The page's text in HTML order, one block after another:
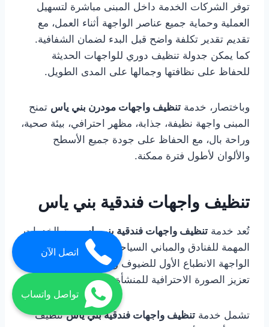
توفر الشركات الخدمة داخل المبنى مباشرة لتسهيل
العملية وحماية جميع عناصر الواجهة أثناء العمل، مع
تقديم تقدير تكلفة واضح قبل البدء لضمان الشفافية.
كما يمكن جدولة تنظيف دوري للواجهات الحديثة
للحفاظ على نظافتها وجمالها على المدى الطويل.
وباختصار، خدمة تنظيف واجهات مودرن بني ياس تمنح
المبنى واجهة نظيفة، جذابة، مظهر احترافي، بيئة صحية،
وراحة بال، مع الحفاظ على جودة جميع الأسطح
والألوان لأطول فترة ممكنة.
تنظيف واجهات فندقية بني ياس
تُعد خدمة تنظيف واجهات فندقية بني ياسمن الخدمات
المهمة للفنادق والمباني السياحية، حيث تعكس نظافة
الواجهة الانطباع الأول للضيوف والزوار، وتساهم في
تعزيز الصورة الاحترافية للمنشأة.
تشمل خدمة تنظيف واجهات فندقية بني ياستنظيف
اتصل الآن
تواصل واتساب